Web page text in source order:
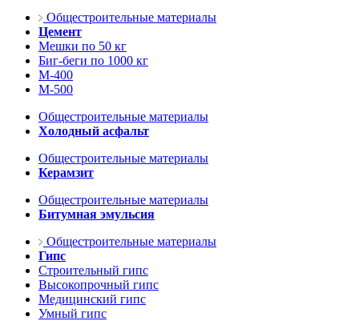
Общестроительные материалы
Цемент
Мешки по 50 кг
Биг-беги по 1000 кг
М-400
М-500
Общестроительные материалы
Холодный асфальт
Общестроительные материалы
Керамзит
Общестроительные материалы
Битумная эмульсия
Общестроительные материалы
Гипс
Строительный гипс
Высокопрочный гипс
Медицинский гипс
Умный гипс